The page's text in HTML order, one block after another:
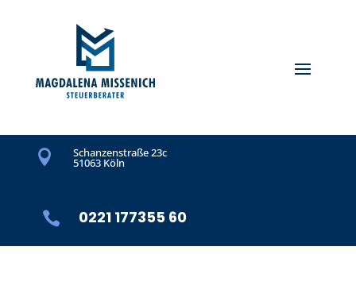
 Schanzenstraße 23c
51063 Köln
 0221 177355 60